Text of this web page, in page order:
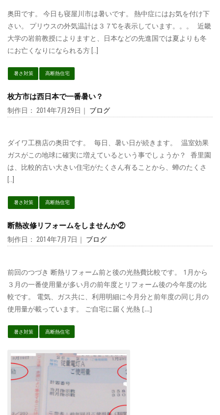
奥田です。 今日も寝屋川市は暑いです。 熱中症にはお気を付け下
さい。 プリウスの外気温計は３７℃を表示しています。。。 近畿
大学の岩前教授によりますと、日本などの先進国では夏よりも冬
にお亡くなりになられる方 […]
暑さ対策 高断熱住宅
枚方市は西日本で一番暑い？
制作日： 2014年7月29日｜ ブログ
ダイワ工務店の奥田です。 毎日、暑い日が続きます。 温室効果
ガスがこの地球に確実に増えているという事でしょうか？ 香里園
は、比較的古い大きい住宅がたくさん有ることから、蝉のたくさ
暑さ対策 高断熱住宅
断熱改修リフォームをしませんか②
制作日： 2014年7月7日｜ ブログ
前回のつづき 断熱リフォーム前と後の光熱費比較です。 1月から
３月の一番使用量が多い月の前年度とリフォーム後の今年度の比
較です。 電気、ガス共に、利用明細に今月分と前年度の同じ月の
使用量が載っています。 ご自宅に届く光熱 […]
暑さ対策 高断熱住宅